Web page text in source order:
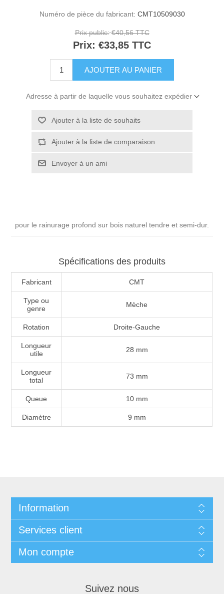
Numéro de pièce du fabricant: CMT10509030
Prix public: €40,56 TTC
Prix: €33,85 TTC
Adresse à partir de laquelle vous souhaitez expédier
pour le rainurage profond sur bois naturel tendre et semi-dur.
Spécifications des produits
Fabricant CMT
Type ou
genre
Mèche
Rotation Droite-Gauche
Longueur
utile
28 mm
Longueur
total
73 mm
Queue 10 mm
Diamètre 9 mm
Information
Services client
Mon compte
Suivez nous